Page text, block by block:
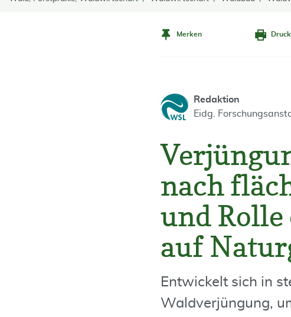
Merken
Redaktion
Eidg.
nach
und
auf
Entwickelt sich in
Waldverjüngung,